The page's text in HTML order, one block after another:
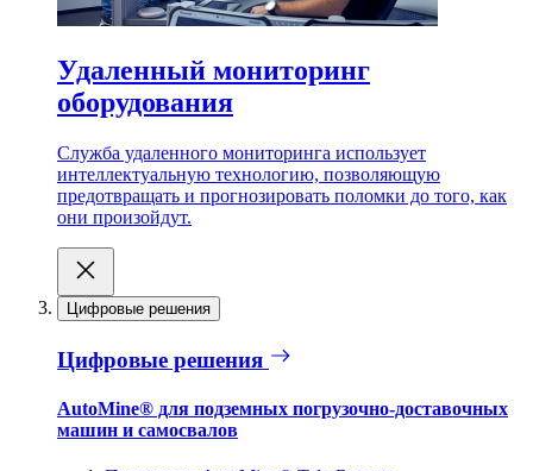
Удаленный мониторинг
оборудования
Служба удаленного мониторинга использует
интеллектуальную технологию, позволяющую
предотвращать и прогнозировать поломки до того, как
они произойдут.
Цифровые решения
Цифровые решения
AutoMine® для подземных погрузочно-доставочных
машин и самосвалов